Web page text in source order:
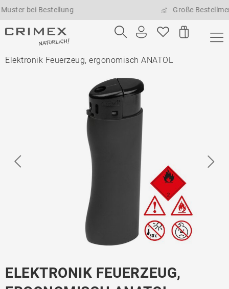
Bestellung Große Bestellmengen
Elektronik Feuerzeug, ergonomisch ANATOL
ELEKTRONIK FEUERZEUG,